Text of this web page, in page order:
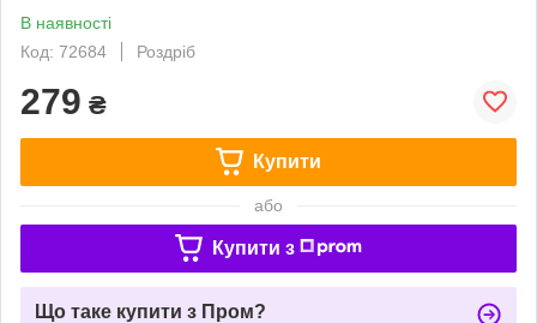
В наявності
Код: 72684
Роздріб
279 ₴
Купити
або
Купити з
Що таке купити з Пром?